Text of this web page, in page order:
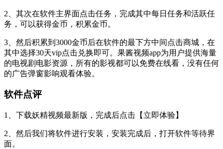
2、其次在软件主界面点击任务，完成其中每日任务和活跃任
务，可以获得金币，积累金币。
3、然后积累到3000金币后在软件的最下方中间点击商城，在
其中选择30天vip点击兑换即可。果酱视频app为用户提供海量
的电视剧电影资源，所有的影视都可以免费在线看，没有任何
的广告弹窗影响观看体验。
软件点评
1、下载妖精视频最新版，完成后点击【立即体验】
2、然后我们将软件进行安装，安装完成后，打开软件等待界
面。